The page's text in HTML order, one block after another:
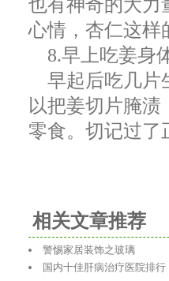
也有神奇的大力
心情，杏仁这样
8.早上吃姜身
早起后吃几片
以把姜切片腌
零食。切记过了
相关文章推荐
警惕家居装饰之玻璃
国内十佳肝病治疗医院排行